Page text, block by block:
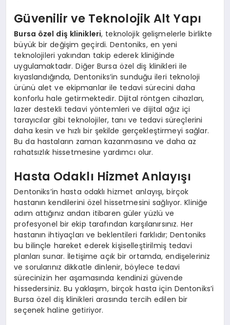
Güvenilir ve Teknolojik Alt Yapı
Bursa özel diş klinikleri, teknolojik gelişmelerle birlikte
büyük bir değişim geçirdi. Dentoniks, en yeni
teknolojileri yakından takip ederek kliniğinde
uygulamaktadır. Diğer Bursa özel diş klinikleri ile
kıyaslandığında, Dentoniks’in sunduğu ileri teknoloji
ürünü alet ve ekipmanlar ile tedavi sürecini daha
konforlu hale getirmektedir. Dijital röntgen cihazları,
lazer destekli tedavi yöntemleri ve dijital ağız içi
tarayıcılar gibi teknolojiler, tanı ve tedavi süreçlerini
daha kesin ve hızlı bir şekilde gerçekleştirmeyi sağlar.
Bu da hastaların zaman kazanmasına ve daha az
rahatsızlık hissetmesine yardımcı olur.
Hasta Odaklı Hizmet Anlayışı
Dentoniks’in hasta odaklı hizmet anlayışı, birçok
hastanın kendilerini özel hissetmesini sağlıyor. Kliniğe
adım attığınız andan itibaren güler yüzlü ve
profesyonel bir ekip tarafından karşılanırsınız. Her
hastanın ihtiyaçları ve beklentileri farklıdır; Dentoniks
bu bilinçle hareket ederek kişiselleştirilmiş tedavi
planları sunar. İletişime açık bir ortamda, endişeleriniz
ve sorularınız dikkatle dinlenir, böylece tedavi
sürecinizin her aşamasında kendinizi güvende
hissedersiniz. Bu yaklaşım, birçok hasta için Dentoniks’i
Bursa özel diş klinikleri arasında tercih edilen bir
seçenek haline getiriyor.